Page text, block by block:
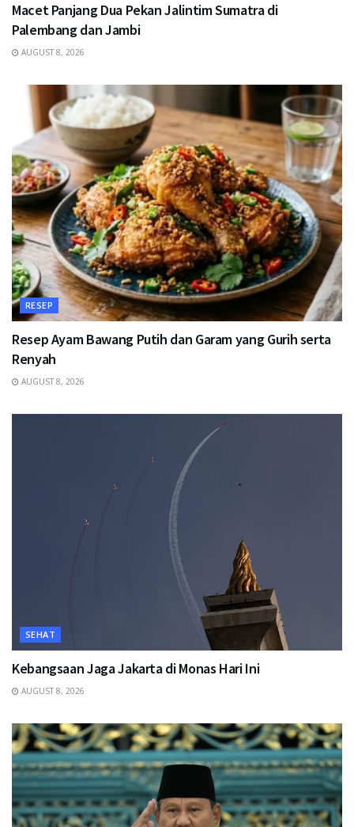
Macet Panjang Dua Pekan Jalintim Sumatra di
Palembang dan Jambi
AUGUST 8, 2026
RESEP
Resep Ayam Bawang Putih dan Garam yang Gurih serta
Renyah
AUGUST 8, 2026
SEHAT
Kebangsaan Jaga Jakarta di Monas Hari Ini
AUGUST 8, 2026